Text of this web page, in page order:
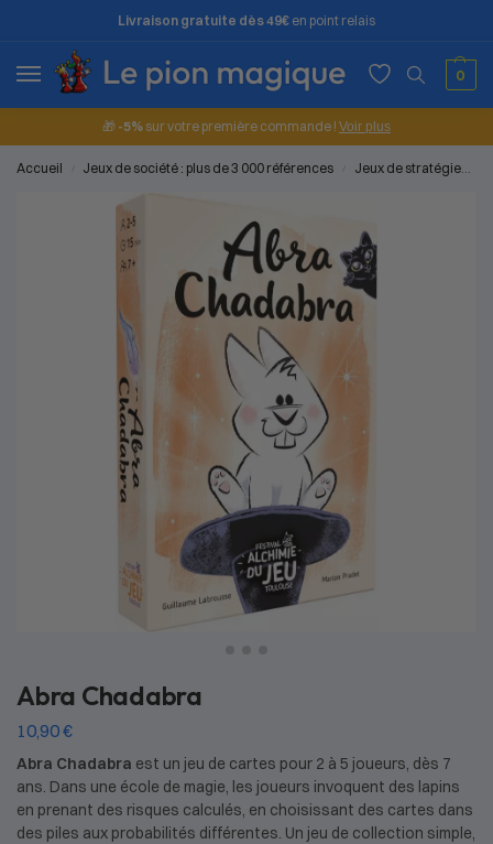
Livraison gratuite dès 49€ en point relais
0
🎁 -5% sur votre première commande ! Voir plus
Accueil Jeux de société : plus de 3 000 références Jeux de stratégie
Abra Chadabra
10,90€
Abra Chadabra est un jeu de cartes pour 2 à 5 joueurs, dès 7
ans. Dans une école de magie, les joueurs invoquent des lapins
en prenant des risques calculés, en choisissant des cartes dans
des piles aux probabilités différentes. Un jeu de collection simple,